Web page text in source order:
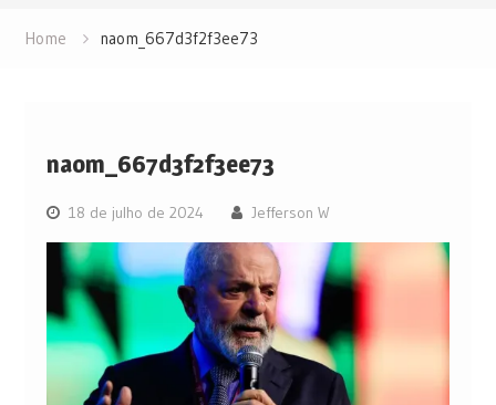
Home naom_667d3f2f3ee73
naom_667d3f2f3ee73
18 de julho de 2024 Jefferson W